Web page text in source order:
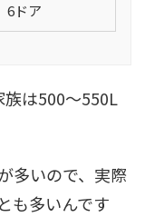
6ドア
は500〜550L
多いので、実際
も多いんです